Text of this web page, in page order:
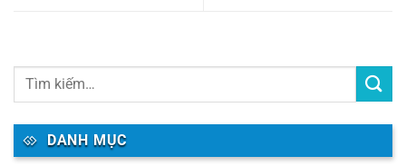
DANH MỤC